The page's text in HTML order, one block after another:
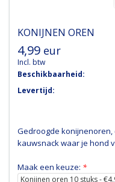
KONIJNEN OREN
4,99 eur
Incl. btw
Beschikbaarheid:
Levertijd:
Gedroogde
kauwsnack waar je hond
Maak een keuze: *